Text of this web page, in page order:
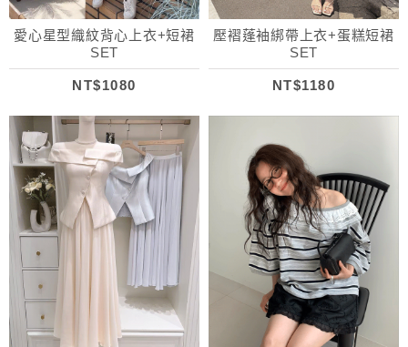
愛心星型織紋背心上衣+短裙
SET
NT$1080
壓褶蓬袖綁帶上衣+蛋糕短裙
SET
NT$1180